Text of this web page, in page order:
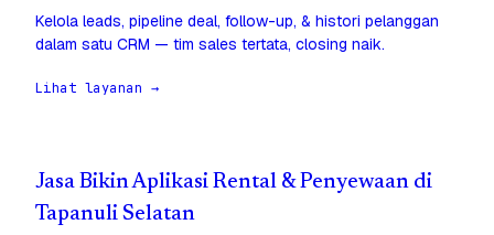
Kelola leads, pipeline deal, follow-up, & histori pelanggan
dalam satu CRM — tim sales tertata, closing naik.
Lihat layanan →
Jasa Bikin Aplikasi Rental & Penyewaan di
Tapanuli Selatan